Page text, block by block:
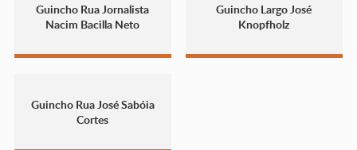
Guincho Rua Jornalista
Nacim Bacilla Neto
Guincho Largo José
Knopfholz
Guincho Rua José Sabóia
Cortes